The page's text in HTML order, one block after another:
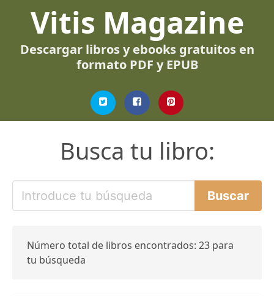
Vitis Magazine
Descargar libros y ebooks gratuitos en
formato PDF y EPUB
Busca tu libro:
Número total de libros encontrados: 23 para
tu búsqueda